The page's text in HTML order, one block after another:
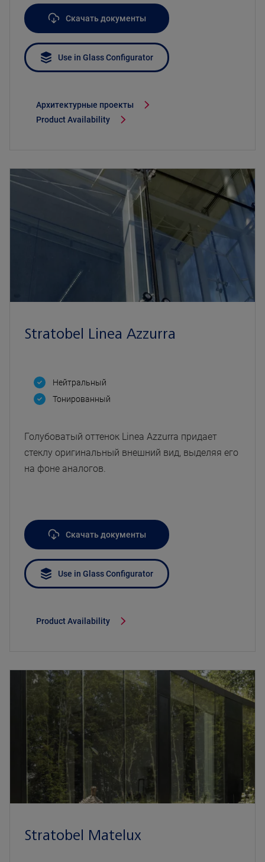
Скачать документы
Use in Glass Configurator
Архитектурные проекты
Product Availability
Stratobel Linea Azzurra
Нейтральный
Тонированный
Голубоватый оттенок Linea Azzurra придает
стеклу оригинальный внешний вид, выделяя его
на фоне аналогов.
Скачать документы
Use in Glass Configurator
Product Availability
Stratobel Matelux